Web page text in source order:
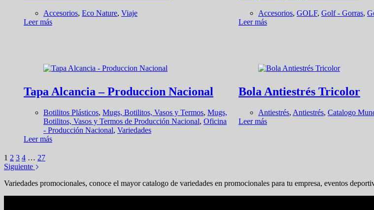
Accesorios, Eco Nature, Viaje
Leer más
Accesorios, GOLF, Golf - Gorras,
Leer más
Tapa Alcancia – Produccion Nacional
Botilitos Plásticos, Mugs, Botilitos, Vasos y Termos, Mugs,
Botilitos, Vasos y Termos de Producción Nacional, Oficina
- Producción Nacional, Variedades
Leer más
Bola Antiestrés Tricolor
Antiestrés, Antiestrés, Catalogo
Leer más
1 2 3 4 … 27
Siguiente
Variedades promocionales, conoce el mayor catalogo de variedades en promocionales para tu empresa, eventos